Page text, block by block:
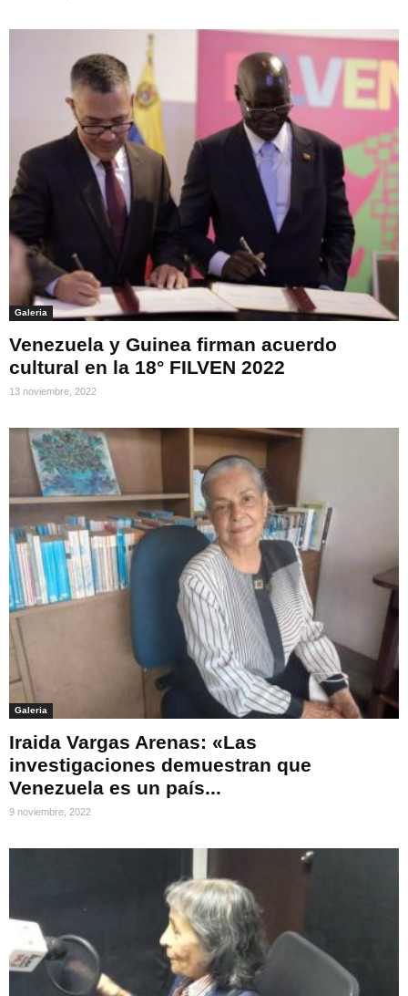
Galeria
Venezuela y Guinea firman acuerdo
cultural en la 18° FILVEN 2022
13 noviembre, 2022
Galeria
Iraida Vargas Arenas: «Las
investigaciones demuestran que
Venezuela es un país...
9 noviembre, 2022